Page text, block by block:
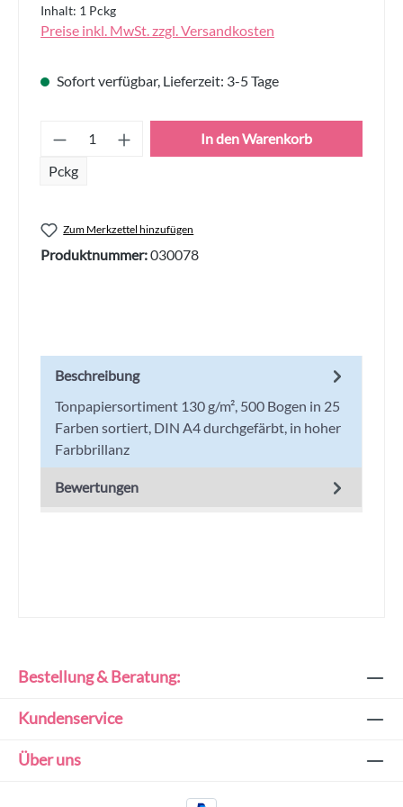
Inhalt: 1 Pckg
Preise inkl. MwSt. zzgl. Versandkosten
Sofort verfügbar, Lieferzeit: 3-5 Tage
Produkt Anzahl: Gib den gewünschten
Pckg
In den Warenkorb
Zum Merkzettel hinzufügen
Produktnummer:030078
Beschreibung
Tonpapiersortiment 130 g/m², 500 Bogen in 25
Farben sortiert, DIN A4 durchgefärbt, in hoher
Farbbrillanz
Bewertungen
Bestellung & Beratung:
Kundenservice
Über uns